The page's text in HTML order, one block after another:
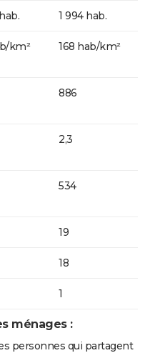
1 994 hab.
km² 168 hab/km²
886
2,3
534
19
18
1
ménages :
personnes qui partagent